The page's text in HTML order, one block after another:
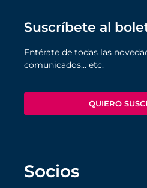
Suscríbete al
Entérate de todas las
comunicados… etc.
QUIERO
Socios